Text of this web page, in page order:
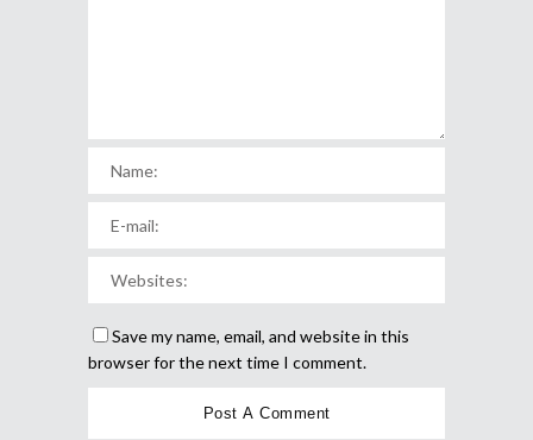
Save my name, email, and website in this
browser for the next time I comment.